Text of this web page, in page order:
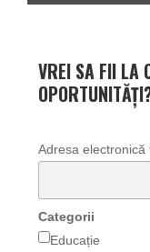
VREI SA FII LA
Adresa electronică
Categorii
Educație